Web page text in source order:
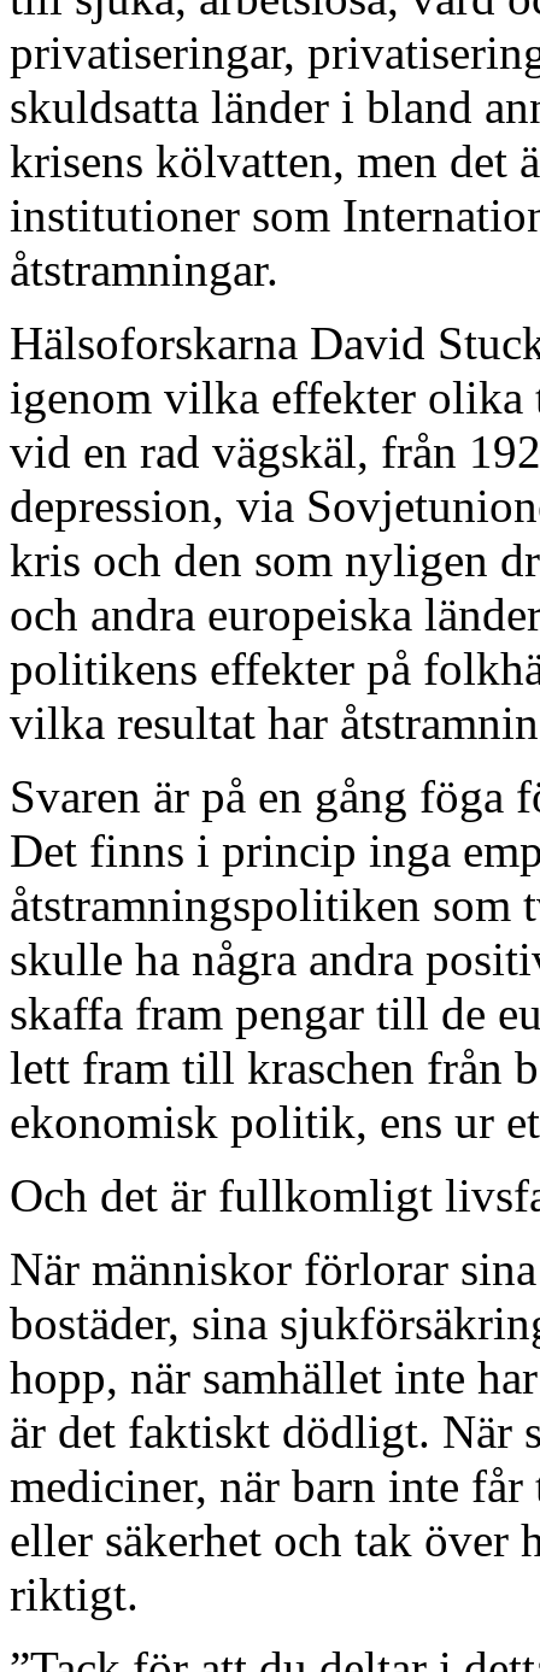
privatiseringar,
skuldsatta länder i bland
krisens kölvatten, men det
institutioner som
åtstramningar.
Hälsoforskarna David
igenom vilka effekter
vid en rad vägskäl, från
depression, via
kris och den som nyligen
och andra europeiska
politikens effekter på
vilka resultat har
Svaren är på en gång föga
Det finns i princip inga
åtstramningspolitiken som
skulle ha några andra
skaffa fram pengar till de
lett fram till kraschen från
ekonomisk politik, ens ur
Och det är fullkomligt
När människor förlorar
bostäder, sina
hopp, när samhället inte
är det faktiskt dödligt. När
mediciner, när barn inte
eller säkerhet och tak över
riktigt.